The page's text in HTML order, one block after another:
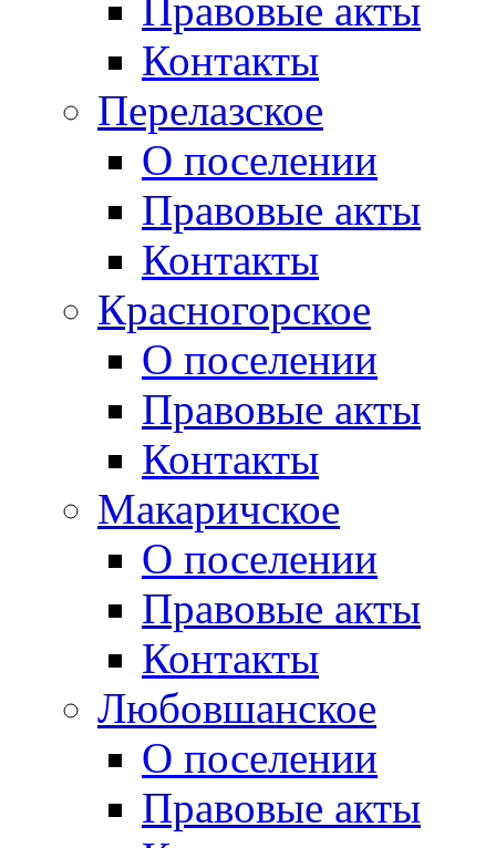
Правовые акты
Контакты
Перелазское
О поселении
Правовые акты
Контакты
Красногорское
О поселении
Правовые акты
Контакты
Макаричское
О поселении
Правовые акты
Контакты
Любовшанское
О поселении
Правовые акты